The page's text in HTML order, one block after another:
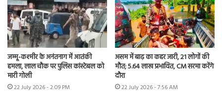
जम्मू-कश्मीर के अनंतनाग में आतंकी
हमला, लाल चौक पर पुलिस कांस्टेबल को
मारी गोली
22 July 2026 - 2:09 PM
असम में बाढ़ का कहर जारी, 21 लोगों की
मौत; 5.64 लाख प्रभावित, CM सरमा करेंगे
दौरा
22 July 2026 - 7:56 AM